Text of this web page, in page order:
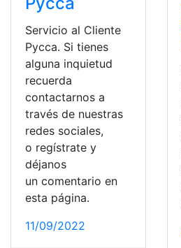
Servicio al Cliente
Pycca. Si tienes
alguna inquietud
recuerda
contactarnos a
través de nuestras
redes sociales,
o regístrate y
déjanos
un comentario en
esta página.
11/09/2022